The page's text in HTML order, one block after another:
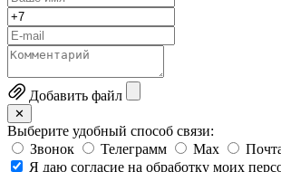
Добавить файл
✕
Выберите удобный способ связи:
Звонок
Телеграмм Max
Я даю согласие на обработку моих